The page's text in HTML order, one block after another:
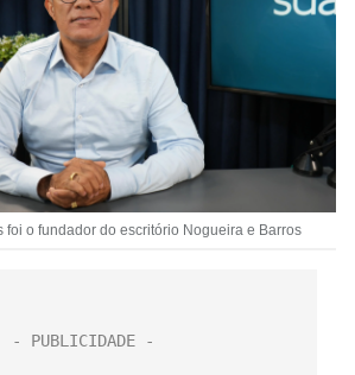
foi o fundador do escritório Nogueira e Barros